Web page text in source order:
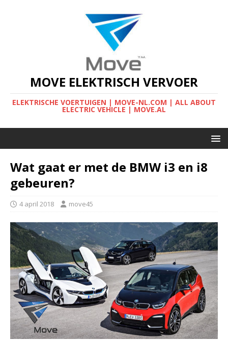
MOVE ELEKTRISCH VERVOER
ELEKTRISCHE VOERTUIGEN | MOVE-NL.COM | ALL ABOUT
ELECTRIC VEHICLE | MOVE.AL
Wat gaat er met de BMW i3 en i8
gebeuren?
4 april 2018 move45